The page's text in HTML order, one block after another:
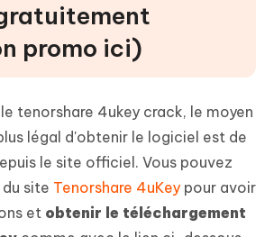
promo ici)
tenorshare 4ukey crack, le moyen
légal d'obtenir le logiciel est de
le site officiel. Vous pouvez
site Tenorshare 4uKey pour avoir
et obtenir le téléchargement